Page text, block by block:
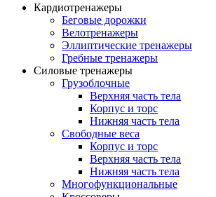
Кардиотренажеры
Беговые дорожки
Велотренажеры
Эллиптические тренажеры
Гребные тренажеры
Силовые тренажеры
Грузоблочные
Верхняя часть тела
Корпус и торс
Нижняя часть тела
Свободные веса
Корпус и торс
Верхняя часть тела
Нижняя часть тела
Многофункциональные